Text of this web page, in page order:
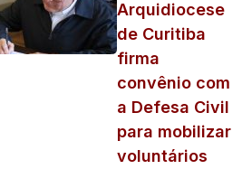
Arquidiocese
de Curitiba
firma
convênio com
a Defesa Civil
para mobilizar
voluntários